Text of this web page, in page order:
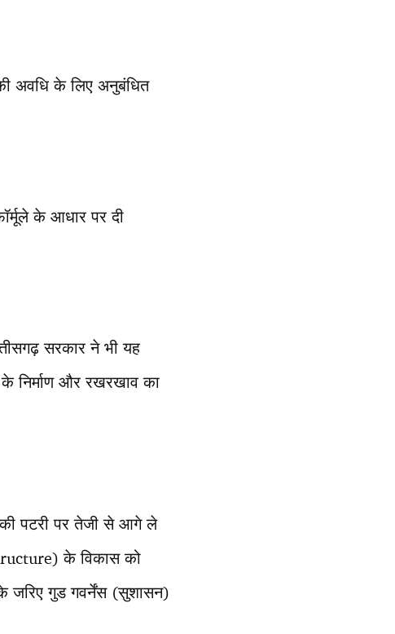
अवधि के लिए अनुबंधित
के आधार पर दी
सरकार ने भी यह
निर्माण और रखरखाव का
की पटरी पर तेजी से आगे ले
के विकास को
जरिए गुड गवर्नेंस (सुशासन)